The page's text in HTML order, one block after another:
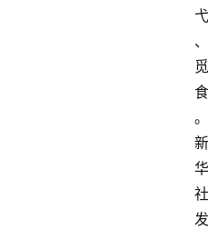
弋
、
觅
食
。
新
华
社
发